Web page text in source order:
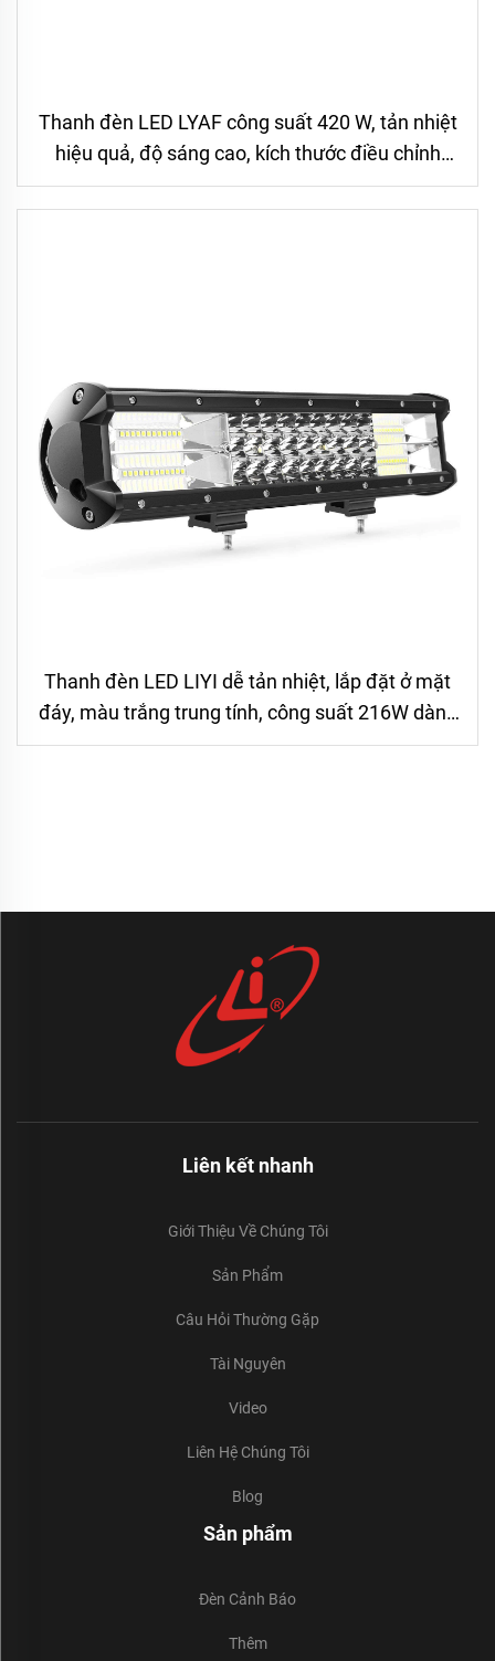
Thanh đèn LED LYAF công suất 420 W, tản nhiệt
hiệu quả, độ sáng cao, kích thước điều chỉnh
được và độ bền cao
Thanh đèn LED LIYI dễ tản nhiệt, lắp đặt ở mặt
đáy, màu trắng trung tính, công suất 216W dành
cho xe tải
Liên kết nhanh
Giới Thiệu Về Chúng Tôi
Sản Phẩm
Câu Hỏi Thường Gặp
Tài Nguyên
Video
Liên Hệ Chúng Tôi
Blog
Sản phẩm
Đèn Cảnh Báo
Thêm